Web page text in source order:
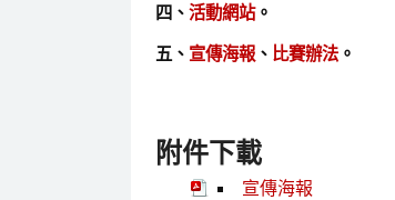
四、 活動網站。
五、 宣傳海報、 比賽辦法。
附件下載
宣傳海報